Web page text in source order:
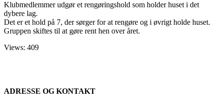
Klubmedlemmer udgør et rengøringshold som holder huset i det
dybere lag.
Det er et hold på 7, der sørger for at rengøre og i øvrigt holde huset.
Gruppen skiftes til at gøre rent hen over året.
Views: 409
ADRESSE OG KONTAKT